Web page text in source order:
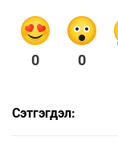
0 0
Сэтгэгдэл: